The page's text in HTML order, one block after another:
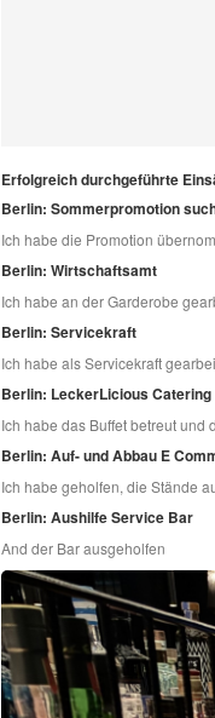
Erfolgreich durchgeführte
Berlin: Sommerpromotion
Ich habe die Promotion
Berlin: Wirtschaftsamt
Ich habe an der Garderobe
Berlin: Servicekraft
Ich habe als Servicekraft
Berlin: LeckerLicious Catering
Ich habe das Buffet betreut und
Berlin: Auf- und Abbau E
Ich habe geholfen, die Stände
Berlin: Aushilfe Service Bar
And der Bar ausgeholfen